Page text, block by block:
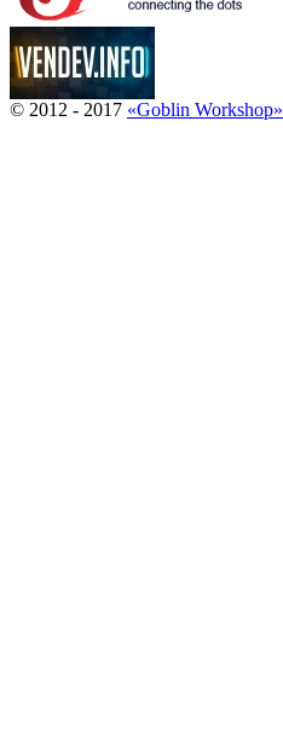
© 2012 - 2017 «Goblin Workshop»